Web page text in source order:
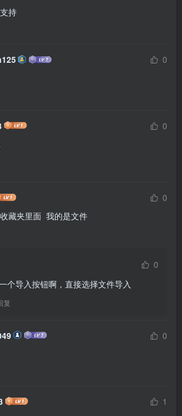
持
0
0
0
藏夹里面  我的是文件
0
个导入按钮啊，直接选择文件导入
复
0
1